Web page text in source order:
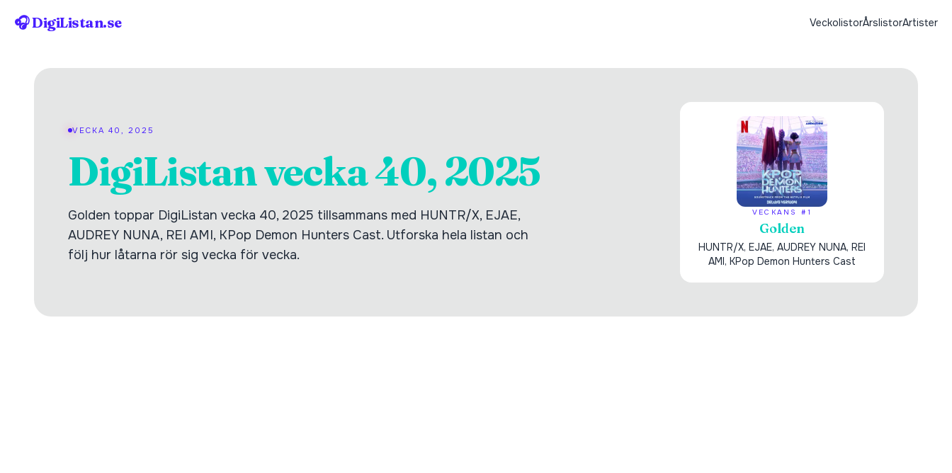
🎧 DigiListan.se VeckolistorÅrslistorArtister
VECKA 40, 2025
DigiListan vecka 40, 2025
Golden toppar DigiListan vecka 40, 2025 tillsammans med HUNTR/X, EJAE,
AUDREY NUNA, REI AMI, KPop Demon Hunters Cast. Utforska hela listan och
följ hur låtarna rör sig vecka för vecka.
VECKANS #1
Golden
HUNTR/X, EJAE, AUDREY NUNA, REI
AMI, KPop Demon Hunters Cast